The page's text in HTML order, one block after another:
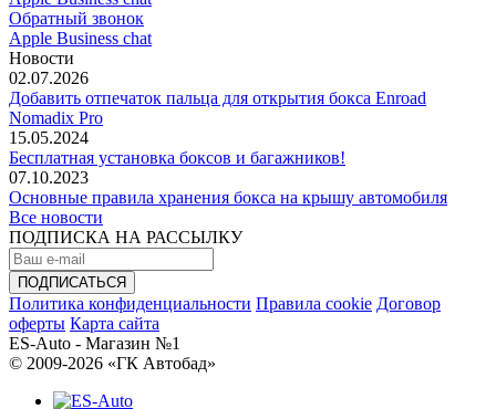
Обратный звонок
Apple Business chat
Новости
02.07.2026
Добавить отпечаток пальца для открытия бокса Enroad
Nomadix Pro
15.05.2024
Бесплатная установка боксов и багажников!
07.10.2023
Основные правила хранения бокса на крышу автомобиля
Все новости
ПОДПИСКА НА РАССЫЛКУ
Политика конфиденциальности Правила cookie Договор
оферты Карта сайта
ES-Auto - Магазин №1
© 2009-2026 «ГК Автобад»